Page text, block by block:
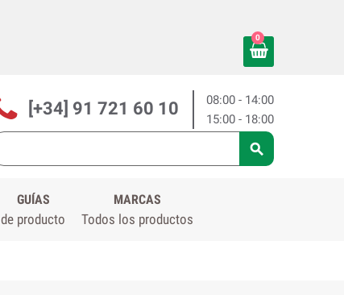
0
08:00 - 14:00
15:00 - 18:00
[+34] 91 721 60 10

GUÍAS
de producto
MARCAS
Todos los productos